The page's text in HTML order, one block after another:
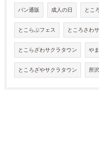
パン通販 成人の日 とこ
とこらぶフェス ところさわ
とこらざわサクラタウン や
ところざやサクラタウン 所